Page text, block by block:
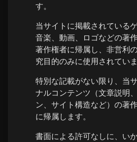
す。
当サイトに掲載されている
音楽、動画、ロゴなどの著
著作権者に帰属し、非営利
究目的のみに使用されていま
特別な記載がない限り、当
ナルコンテンツ（文章説明
ン、サイト構造など）の著
に帰属します。
書面による許可なしに、い